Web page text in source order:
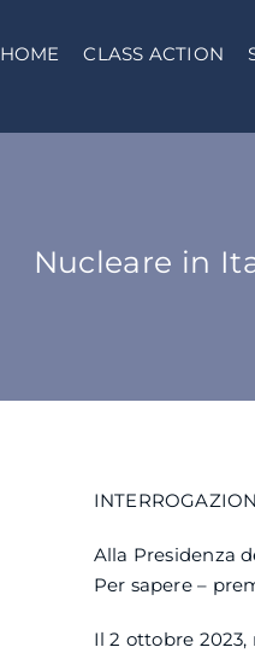
HOME CLASS ACTION
Nucleare in
Alla Presidenza
Per sapere –
Il 2 ottobre